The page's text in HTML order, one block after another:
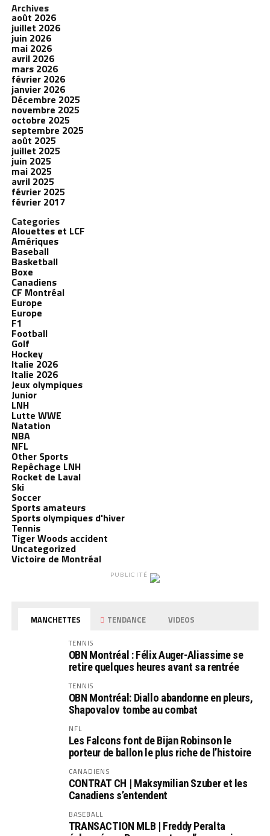
Archives
août 2026
juillet 2026
juin 2026
mai 2026
avril 2026
mars 2026
février 2026
janvier 2026
Décembre 2025
novembre 2025
octobre 2025
septembre 2025
août 2025
juillet 2025
juin 2025
mai 2025
avril 2025
février 2025
février 2017
Categories
Alouettes et LCF
Amériques
Baseball
Basketball
Boxe
Canadiens
CF Montréal
Europe
Europe
F1
Football
Golf
Hockey
Italie 2026
Italie 2026
Jeux olympiques
Junior
LNH
Lutte WWE
Natation
NBA
NFL
Other Sports
Repêchage LNH
Rocket de Laval
Ski
Soccer
Sports amateurs
Sports olympiques d'hiver
Tennis
Tiger Woods accident
Uncategorized
Victoire de Montréal
PUBLICITÉ
MANCHETTES TENDANCE VIDEOS
TENNIS
OBN Montréal : Félix Auger-Aliassime se
retire quelques heures avant sa rentrée
TENNIS
OBN Montréal: Diallo abandonne en pleurs,
Shapovalov tombe au combat
NFL
Les Falcons font de Bijan Robinson le
porteur de ballon le plus riche de l’histoire
CANADIENS
CONTRAT CH | Maksymilian Szuber et les
Canadiens s’entendent
BASEBALL
TRANSACTION MLB | Freddy Peralta